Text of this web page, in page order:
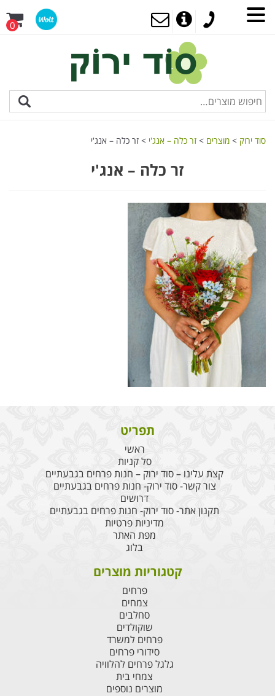
0
סוד ירוק > מוצרים > זר כלה – אנג'י > זר כלה – אנג'י
זר כלה – אנג'י
תפריט
ראשי
סל קניות
קצת עלינו – סוד ירוק – חנות פרחים בגבעתיים
צור קשר- סוד ירוק- חנות פרחים בגבעתיים
דרושים
תקנון אתר- סוד ירוק- חנות פרחים בגבעתיים
מדיניות פרטיות
מפת האתר
בלוג
קטגוריות מוצרים
פרחים
צמחים
סחלבים
שוקולדים
פרחים למשרד
סידורי פרחים
גלגל פרחים להלוויה
צמחי בית
מוצרים נוספים